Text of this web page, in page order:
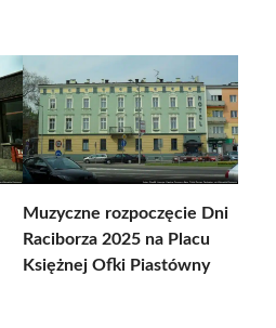
Muzyczne rozpoczęcie Dni
Raciborza 2025 na Placu
Księżnej Ofki Piastówny